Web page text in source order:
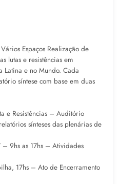
Espaços Realização de
lutas e resistências em
Latina e no Mundo. Cada
síntese com base em duas
e Resistências – Auditório
sínteses das plenárias de
9hs as 17hs – Atividades
17hs – Ato de Encerramento